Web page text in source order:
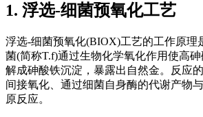
1. 浮选-细菌预氧化工艺
浮选-细菌预氧化(BIOX)工艺的工作原理
菌(简称T.f)通过生物化学氧化作用使高
解成砷酸铁沉淀，暴露出自然金。反应
间接氧化、通过细菌自身酶的代谢产物
原反应。